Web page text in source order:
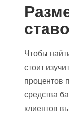
Чтобы
стоит
процентов
средства
клиентов